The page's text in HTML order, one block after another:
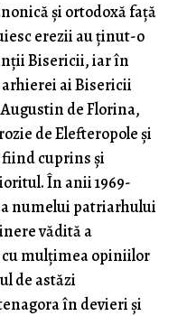
și ortodoxă față
erezii au ținut-o
Bisericii, iar în
ai Bisericii
de Florina,
de Elefteropole și
cuprins și
În anii 1969-
numelui patriarhului
vădită a
mulțimea opiniilor
de astăzi
în devieri și